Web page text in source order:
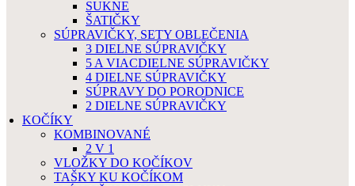
SUKNE
ŠATIČKY
SÚPRAVIČKY, SETY OBLEČENIA
3 DIELNE SÚPRAVIČKY
5 A VIACDIELNE SÚPRAVIČKY
4 DIELNE SÚPRAVIČKY
SÚPRAVY DO PORODNICE
2 DIELNE SÚPRAVIČKY
KOČÍKY
KOMBINOVANÉ
2 V 1
VLOŽKY DO KOČÍKOV
TAŠKY KU KOČÍKOM